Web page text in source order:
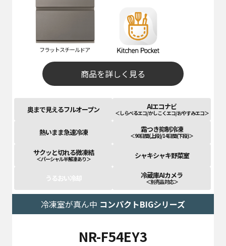
フラットスチールドア
商品を詳しく見る
奥まで見えるフルオープン AIエコナビ
＜しらべるエコ/かしこくエコ/おやすみエコ＞
熱いまま急速冷凍 霜つき抑制冷凍
＜90日間(上段)/14日間(下段)＞
サクッと切れる微凍結
＜パーシャル半解凍あり＞ シャキシャキ野菜室
うるおい冷却 冷蔵庫AIカメラ
＜別売品 対応＞
冷凍室が真ん中 コンパクトBIGシリーズ
NR-F54EY3